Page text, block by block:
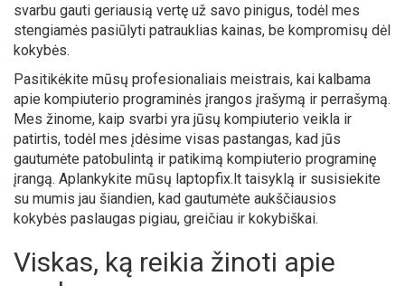
svarbu gauti geriausią vertę už savo pinigus, todėl mes
stengiamės pasiūlyti patrauklias kainas, be kompromisų dėl
kokybės.
Pasitikėkite mūsų profesionaliais meistrais, kai kalbama
apie kompiuterio programinės įrangos įrašymą ir perrašymą.
Mes žinome, kaip svarbi yra jūsų kompiuterio veikla ir
patirtis, todėl mes įdėsime visas pastangas, kad jūs
gautumėte patobulintą ir patikimą kompiuterio programinę
įrangą. Aplankykite mūsų laptopfix.lt taisyklą ir susisiekite
su mumis jau šiandien, kad gautumėte aukščiausios
kokybės paslaugas pigiau, greičiau ir kokybiškai.
Viskas, ką reikia žinoti apie